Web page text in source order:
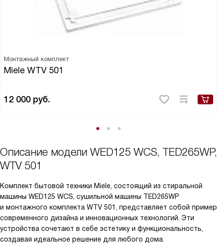
Монтажный комплект
Miele WTV 501
12 000 руб.
Описание модели WED125 WCS, TED265WP,
WTV 501
Комплект бытовой техники Miele, состоящий из стиральной
машины WED125 WCS, сушильной машины TED265WP
и монтажного комплекта WTV 501, представляет собой пример
современного дизайна и инновационных технологий. Эти
устройства сочетают в себе эстетику и функциональность,
создавая идеальное решение для любого дома.